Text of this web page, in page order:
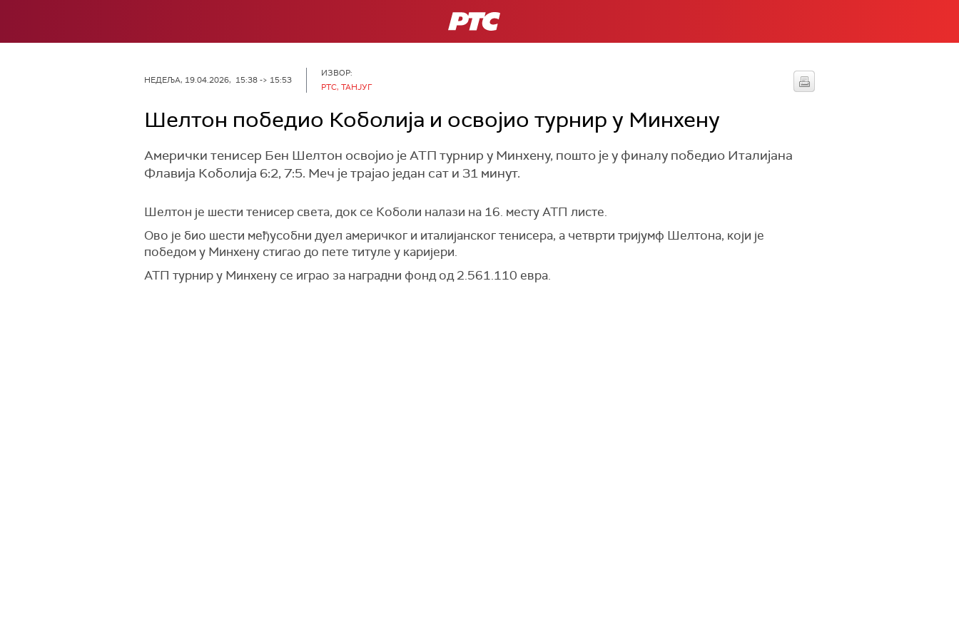
РТС
НЕДЕЉА, 19.04.2026, 15:38 -> 15:53
ИЗВОР:
РТС, ТАНЈУГ
Шелтон победио Коболија и освојио турнир у Минхену
Амерички тенисер Бен Шелтон освојио је АТП турнир у Минхену, пошто је у финалу победио Италијана
Флавија Коболија 6:2, 7:5. Меч је трајао један сат и 31 минут.
Шелтон је шести тенисер света, док се Коболи налази на 16. месту АТП листе.
Ово је био шести међусобни дуел америчког и италијанског тенисера, а четврти тријумф Шелтона, који је
победом у Минхену стигао до пете титуле у каријери.
АТП турнир у Минхену се играо за наградни фонд од 2.561.110 евра.